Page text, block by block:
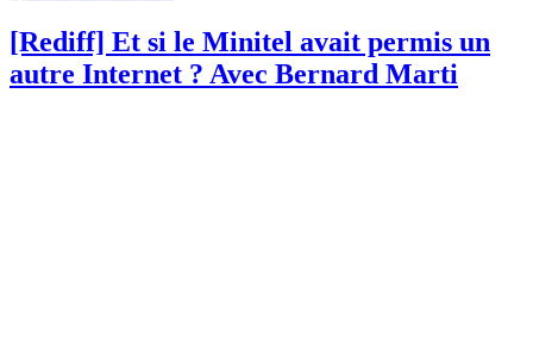
[Rediff] Et si le Minitel avait permis un
autre Internet ? Avec Bernard Marti